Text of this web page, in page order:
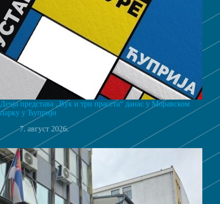
Дечја представа „Вук и три прасета“ данас у Моравском
парку у Ћуприји
7. август 2026.